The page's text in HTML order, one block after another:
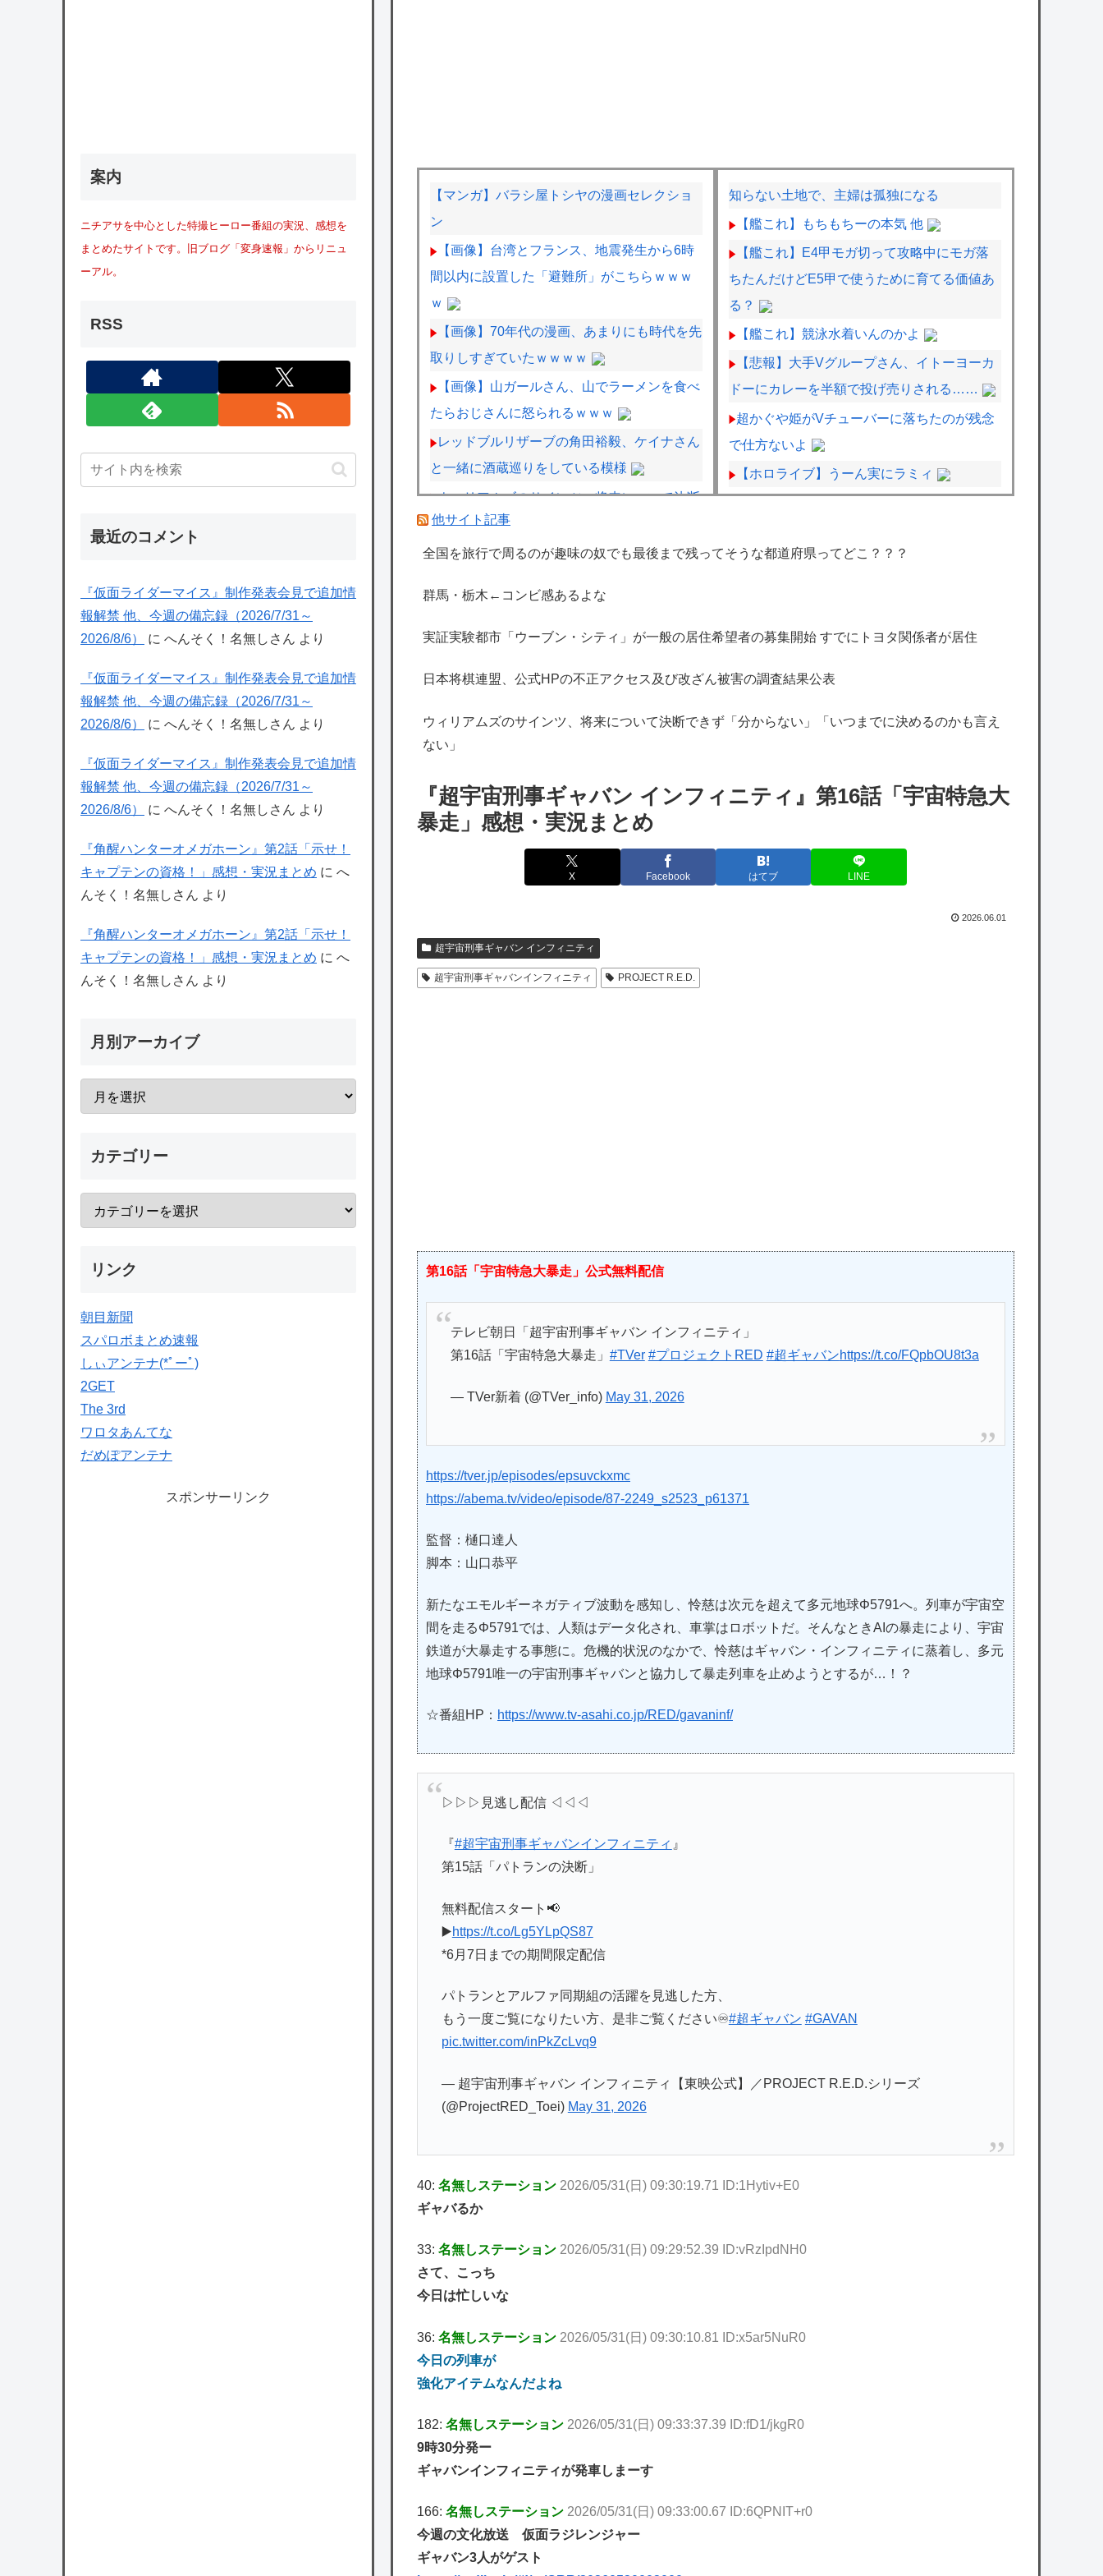
【マンガ】バラシ屋トシヤの漫画セレクショ
ン
【画像】台湾とフランス、地震発生から6時
間以内に設置した「避難所」がこちらｗｗｗ
ｗ
【画像】70年代の漫画、あまりにも時代を先
取りしすぎていたｗｗｗｗ
【画像】山ガールさん、山でラーメンを食べ
たらおじさんに怒られるｗｗｗ
レッドブルリザーブの角田裕毅、ケイナさん
と一緒に酒蔵巡りをしている模様
ウィリアムズのサインツ、将来について決断
できず「分からない」「いつまでに決めるの
かも言えない」
イクSP」を明日（8月9日）から12日間毎日放
送へ
渡辺九段のガチ優勝予想＆予選丸わかりＳP
海外「日本は特別！」日本の地震支援を申し
海外「勘弁して！」米国人が最も恐れる日本
の為替介入再びで海外が大騒ぎ
韓国人「実は日本経済を支えて生かしている
のは韓国人である理由がこちら…」→「日本
海外「日本よ、お前がナンバーワンだ」 熊
本地震直後の日本の対応のスピードに世界が
別課題消化時は別として
Powered by livedoor 相互RSS
知らない土地で、主婦は孤独になる
【艦これ】もちもちーの本気 他
【艦これ】E4甲モガ切って攻略中にモガ落
ちたんだけどE5甲で使うために育てる価値あ
る？
【艦これ】競泳水着いんのかよ
【悲報】大手Vグループさん、イトーヨーカ
ドーにカレーを半額で投げ売りされる……
超かぐや姫がVチューバーに落ちたのが残念
で仕方ないよ
【ホロライブ】うーん実にラミィ
【シャニマス】円香とPが過ごしたあの夏シ
織
【悲報】有名漫画家「体重の減少が止まりま
【悲報】ワンピースの「ニカニカの実」を未
【西武対ソフトバンク19回戦】西武ドラ1小
島、第5号逆転2ランホームラ
ン！！！！！！！！！！！！！！！！！！！
他サイト記事
全国を旅行で周るのが趣味の奴でも最後まで残ってそうな都道府県ってどこ？？？
群馬・栃木←コンビ感あるよな
実証実験都市「ウーブン・シティ」が一般の居住希望者の募集開始 すでにトヨタ関係者が居住
日本将棋連盟、公式HPの不正アクセス及び改ざん被害の調査結果公表
ウィリアムズのサインツ、将来について決断できず「分からない」「いつまでに決めるのかも言え
ない」
『超宇宙刑事ギャバン インフィニティ』第16話「宇宙特急大
暴走」感想・実況まとめ
X Facebook はてブ LINE
2026.06.01
超宇宙刑事ギャバン インフィニティ
超宇宙刑事ギャバンインフィニティ PROJECT R.E.D.
第16話「宇宙特急大暴走」公式無料配信
テレビ朝日「超宇宙刑事ギャバン インフィニティ」
第16話「宇宙特急大暴走」 #TVer #プロジェクトRED #超ギャバンhttps://t.co/FQpbOU8t3a
— TVer新着 (@TVer_info) May 31, 2026
https://tver.jp/episodes/epsuvckxmc
https://abema.tv/video/episode/87-2249_s2523_p61371
監督：樋口達人
脚本：山口恭平
新たなエモルギーネガティブ波動を感知し、怜慈は次元を超えて多元地球Φ5791へ。列車が宇宙空
間を走るΦ5791では、人類はデータ化され、車掌はロボットだ。そんなときAIの暴走により、宇宙
鉄道が大暴走する事態に。危機的状況のなかで、怜慈はギャバン・インフィニティに蒸着し、多元
地球Φ5791唯一の宇宙刑事ギャバンと協力して暴走列車を止めようとするが…！？
☆番組HP： https://www.tv-asahi.co.jp/RED/gavaninf/
▷▷▷見逃し配信 ◁◁◁
『 #超宇宙刑事ギャバンインフィニティ 』
第15話「パトランの決断」
無料配信スタート📢
▶️https://t.co/Lg5YLpQS87
*6月7日までの期間限定配信
パトランとアルファ同期組の活躍を見逃した方、
もう一度ご覧になりたい方、是非ご覧ください♾️#超ギャバン #GAVAN
pic.twitter.com/inPkZcLvq9
— 超宇宙刑事ギャバン インフィニティ【東映公式】／PROJECT R.E.D.シリーズ
(@ProjectRED_Toei) May 31, 2026
40: 名無しステーション 2026/05/31(日) 09:30:19.71 ID:1Hytiv+E0
ギャバるか
33: 名無しステーション 2026/05/31(日) 09:29:52.39 ID:vRzIpdNH0
さて、こっち
今日は忙しいな
36: 名無しステーション 2026/05/31(日) 09:30:10.81 ID:x5ar5NuR0
今日の列車が
強化アイテムなんだよね
182: 名無しステーション 2026/05/31(日) 09:33:37.39 ID:fD1/jkgR0
9時30分発ー
ギャバンインフィニティが発車しまーす
166: 名無しステーション 2026/05/31(日) 09:33:00.67 ID:6QPNIT+r0
今週の文化放送 仮面ラジレンジャー
ギャバン3人がゲスト
案内
ニチアサを中心とした特撮ヒーロー番組の実況、感想を
まとめたサイトです。旧ブログ「変身速報」からリニュ
ーアル。
RSS
最近のコメント
『仮面ライダーマイス』制作発表会見で追加情
報解禁 他、今週の備忘録（2026/7/31～
2026/8/6）
に へんそく！名無しさん より
『仮面ライダーマイス』制作発表会見で追加情
報解禁 他、今週の備忘録（2026/7/31～
2026/8/6）
に へんそく！名無しさん より
『仮面ライダーマイス』制作発表会見で追加情
報解禁 他、今週の備忘録（2026/7/31～
2026/8/6）
に へんそく！名無しさん より
『角醒ハンターオメガホーン』第2話「示せ！
キャプテンの資格！」感想・実況まとめ に へ
んそく！名無しさん より
『角醒ハンターオメガホーン』第2話「示せ！
キャプテンの資格！」感想・実況まとめ に へ
んそく！名無しさん より
月別アーカイブ
カテゴリー
リンク
朝目新聞
スパロボまとめ速報
しぃアンテナ(*ﾟーﾟ)
2GET
The 3rd
ワロタあんてな
だめぽアンテナ
スポンサーリンク